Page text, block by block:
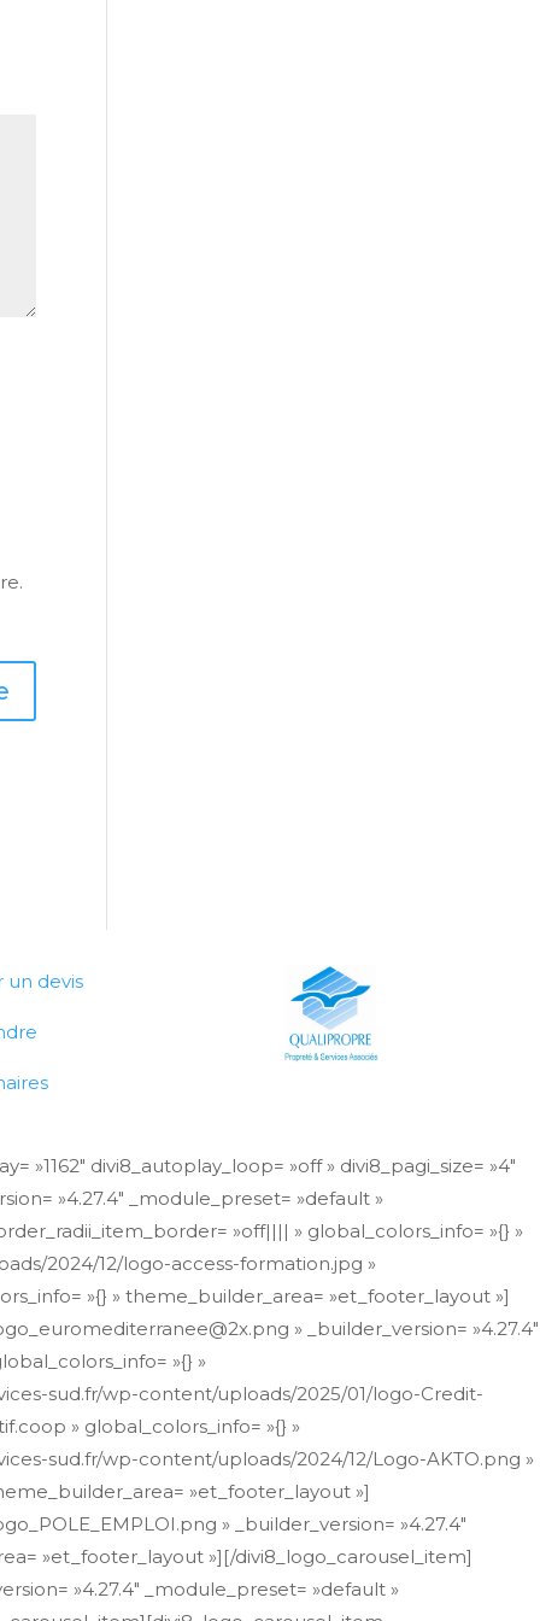
un devis
»1162″ divi8_autoplay_loop= »off » divi8_pagi_size= »4″
»4.27.4″ _module_preset= »default »
»off|||| » global_colors_info= »{} »
2024/12/logo-access-formation.jpg »
»{} » theme_builder_area= »et_footer_layout »]
» _builder_version= »4.27.4″
»{} »
sud.fr/wp-content/uploads/2025/01/logo-Credit-
» global_colors_info= »{} »
sud.fr/wp-content/uploads/2024/12/Logo-AKTO.png »
»et_footer_layout »]
» _builder_version= »4.27.4″
»et_footer_layout »][/divi8_logo_carousel_item]
»4.27.4″ _module_preset= »default »